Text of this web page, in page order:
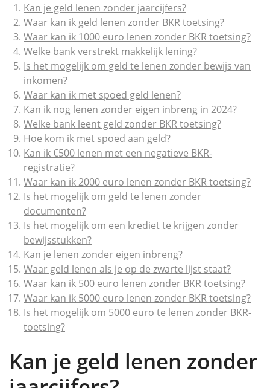
Kan je geld lenen zonder jaarcijfers?
Waar kan ik geld lenen zonder BKR toetsing?
Waar kan ik 1000 euro lenen zonder BKR toetsing?
Welke bank verstrekt makkelijk lening?
Is het mogelijk om geld te lenen zonder bewijs van
inkomen?
Waar kan ik met spoed geld lenen?
Kan ik nog lenen zonder eigen inbreng in 2024?
Welke bank leent geld zonder BKR toetsing?
Hoe kom ik met spoed aan geld?
Kan ik €500 lenen met een negatieve BKR-
registratie?
Waar kan ik 2000 euro lenen zonder BKR toetsing?
Is het mogelijk om geld te lenen zonder
documenten?
Is het mogelijk om een krediet te krijgen zonder
bewijsstukken?
Kan je lenen zonder eigen inbreng?
Waar geld lenen als je op de zwarte lijst staat?
Waar kan ik 500 euro lenen zonder BKR toetsing?
Waar kan ik 5000 euro lenen zonder BKR toetsing?
Is het mogelijk om 5000 euro te lenen zonder BKR-
toetsing?
Kan je geld lenen zonder